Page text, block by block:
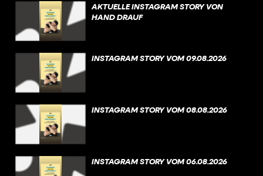
AKTUELLE INSTAGRAM STORY VON
HAND DRAUF
INSTAGRAM STORY VOM 09.08.2026
INSTAGRAM STORY VOM 08.08.2026
INSTAGRAM STORY VOM 06.08.2026